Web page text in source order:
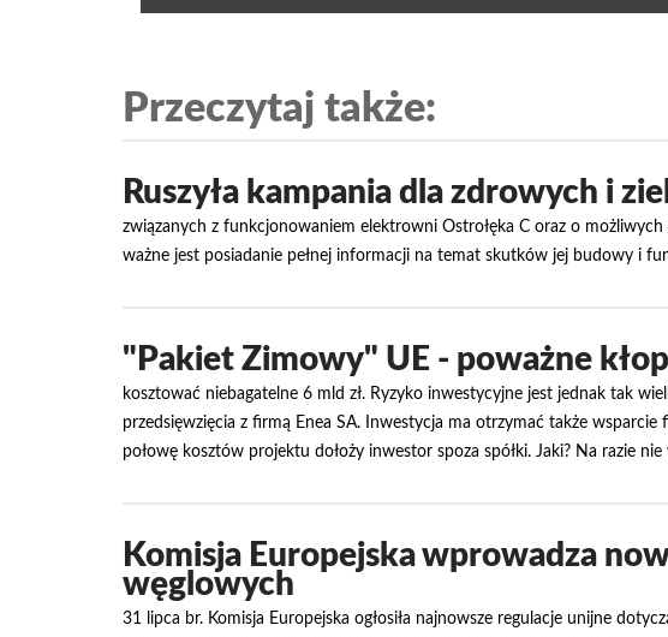
Przeczytaj także:
Ruszyła kampania dla zdrowych i
związanych z funkcjonowaniem elektrowni Ostrołęka C oraz o
ważne jest posiadanie pełnej informacji na temat skutków jej budowy i
"Pakiet Zimowy" UE - poważne
kosztować niebagatelne 6 mld zł. Ryzyko inwestycyjne jest jednak tak
przedsięwzięcia z firmą Enea SA. Inwestycja ma otrzymać także
połowę kosztów projektu dołoży inwestor spoza spółki. Jaki? Na razie
Komisja Europejska wprowadza
węglowych
31 lipca br. Komisja Europejska ogłosiła najnowsze regulacje unijne